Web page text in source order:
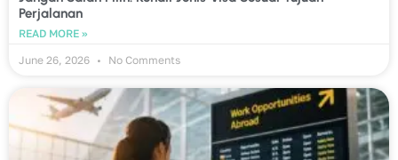
Perjalanan
READ MORE »
June 26, 2026
No Comments